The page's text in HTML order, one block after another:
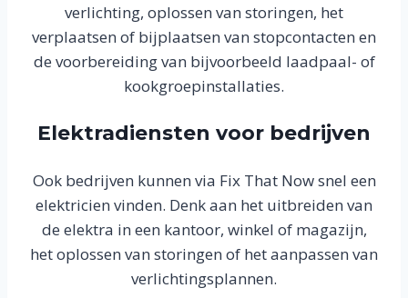
verlichting, oplossen van storingen, het
verplaatsen of bijplaatsen van stopcontacten en
de voorbereiding van bijvoorbeeld laadpaal- of
kookgroepinstallaties.
Elektradiensten voor bedrijven
Ook bedrijven kunnen via Fix That Now snel een
elektricien vinden. Denk aan het uitbreiden van
de elektra in een kantoor, winkel of magazijn,
het oplossen van storingen of het aanpassen van
verlichtingsplannen.